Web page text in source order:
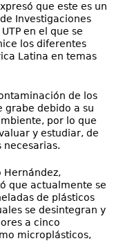
que este es un
Investigaciones
en el que se
los diferentes
Latina en temas
de los
grabe debido a su
por lo que
y estudiar, de
necesarias.
Hernández,
que actualmente se
de plásticos
se desintegran y
a cinco
microplásticos,